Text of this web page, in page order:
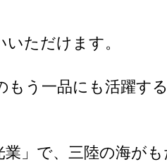
ただけます。
う一品にも活躍す
」で、三陸の海が